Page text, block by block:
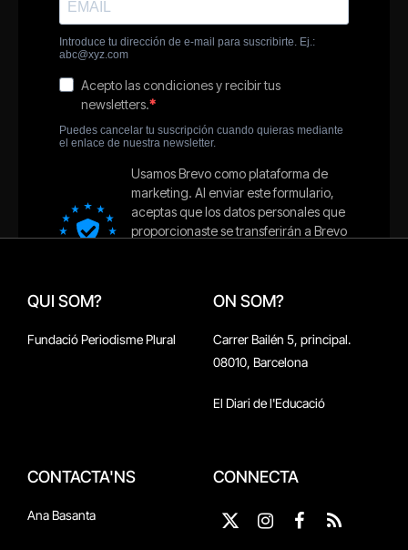
QUI SOM?
Fundació Periodisme Plural
ON SOM?
Carrer Bailén 5, principal.
08010, Barcelona
El Diari de l'Educació
CONTACTA'NS
Ana Basanta
CONNECTA
X
InstagramFacebook
RSS